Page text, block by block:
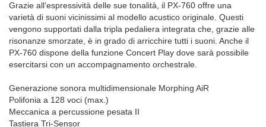
Grazie all‘espressività delle sue tonalità, il PX-760 offre una
varietà di suoni vicinissimi al modello acustico originale. Questi
vengono supportati dalla tripla pedaliera integrata che, grazie alle
risonanze smorzate, è in grado di arricchire tutti i suoni. Anche il
PX-760 dispone della funzione Concert Play dove sarà possibile
esercitarsi con un accompagnamento orchestrale.
Generazione sonora multidimensionale Morphing AiR
Polifonia a 128 voci (max.)
Meccanica a percussione pesata II
Tastiera Tri-Sensor